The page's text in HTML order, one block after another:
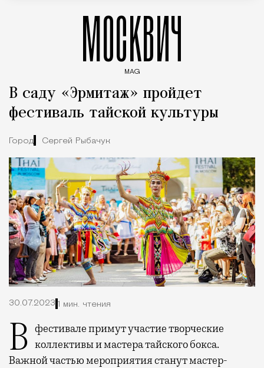
МОСКВИЧ
MAG
В саду «Эрмитаж» пройдет
фестиваль тайской культуры
Город Сергей Рыбачук
30.07.2023 1 мин. чтения
В фестивале примут участие творческие коллективы и мастера тайского бокса.
Важной частью мероприятия станут мастер-